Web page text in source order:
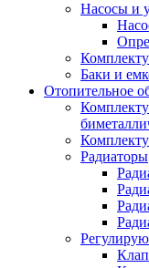
Насосы и
Баки и
Отопительное
Радиаторы